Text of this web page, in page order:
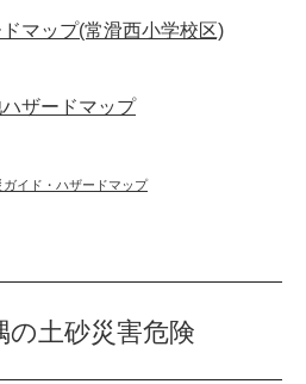
マップ(常滑西小学校区)
ザードマップ
イド・ハザードマップ
の土砂災害危険